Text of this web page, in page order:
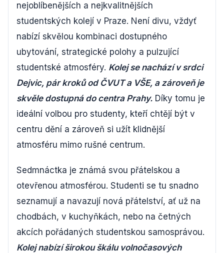
nejoblíbenějších a nejkvalitnějších
studentských kolejí v Praze. Není divu, vždyť
nabízí skvělou kombinaci dostupného
ubytování, strategické polohy a pulzující
studentské atmosféry. Kolej se nachází v srdci
Dejvic, pár kroků od ČVUT a VŠE, a zároveň je
skvěle dostupná do centra Prahy. Díky tomu je
ideální volbou pro studenty, kteří chtějí být v
centru dění a zároveň si užít klidnější
atmosféru mimo rušné centrum.
Sedmnáctka je známá svou přátelskou a
otevřenou atmosférou. Studenti se tu snadno
seznamují a navazují nová přátelství, ať už na
chodbách, v kuchyňkách, nebo na četných
akcích pořádaných studentskou samosprávou.
Kolej nabízí širokou škálu volnočasových